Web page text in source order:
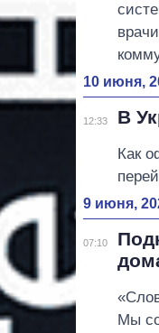
10 июня,
12:33 В
Как
9 июня,
07:10
Мы